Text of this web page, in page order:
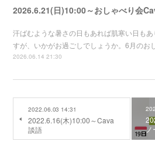
汗ばむような暑さの日もあれば肌寒い日も
すが、いかがお過ごしでしょうか。6月のお
2026.06.14 21:30
2022.06.03 14:31
2022.6.16(木)10:00～Cava
談語
ノ